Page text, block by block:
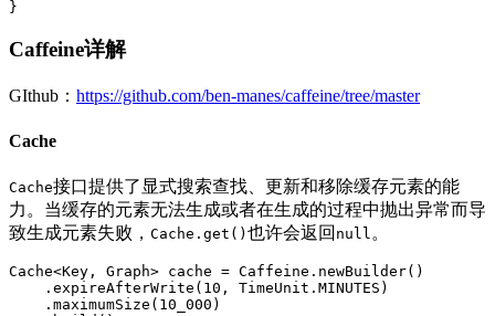
Caffeine详解
GIthub： https://github.com/ben-manes/caffeine/tree/master
Cache
Cache接口提供了显式搜索查找、更新和移除缓存元素的能
力。当缓存的元素无法生成或者在生成的过程中抛出异常而导
致生成元素失败， Cache.get() 也许会返回 null 。
Cache<Key, Graph> cache = Caffeine.newBuilder()
    .expireAfterWrite(10, TimeUnit.MINUTES)
    .maximumSize(10_000)